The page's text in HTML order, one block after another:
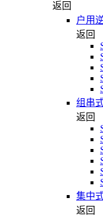
返回
户用
返回
组串
返回
集中
返回